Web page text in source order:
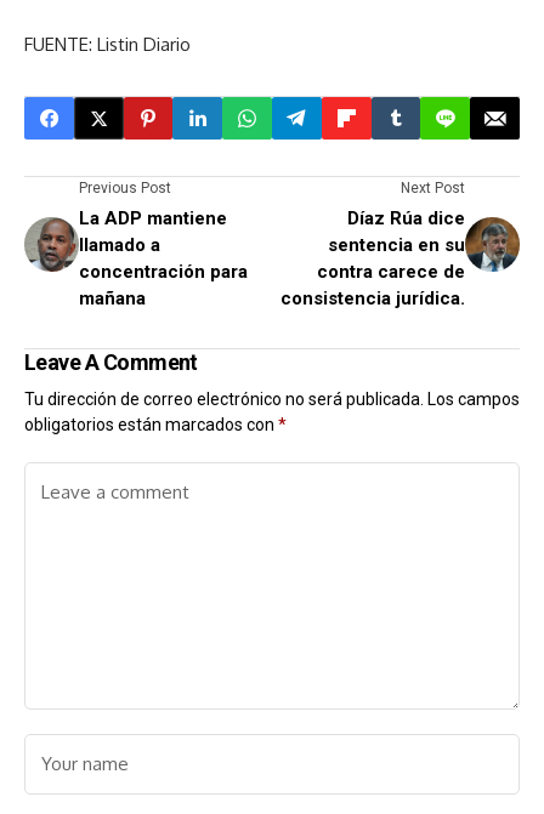
FUENTE: Listin Diario
Previous Post
La ADP mantiene
llamado a
concentración para
mañana
Next Post
Díaz Rúa dice
sentencia en su
contra carece de
consistencia jurídica.
Leave A Comment
Tu dirección de correo electrónico no será publicada. Los campos
obligatorios están marcados con *